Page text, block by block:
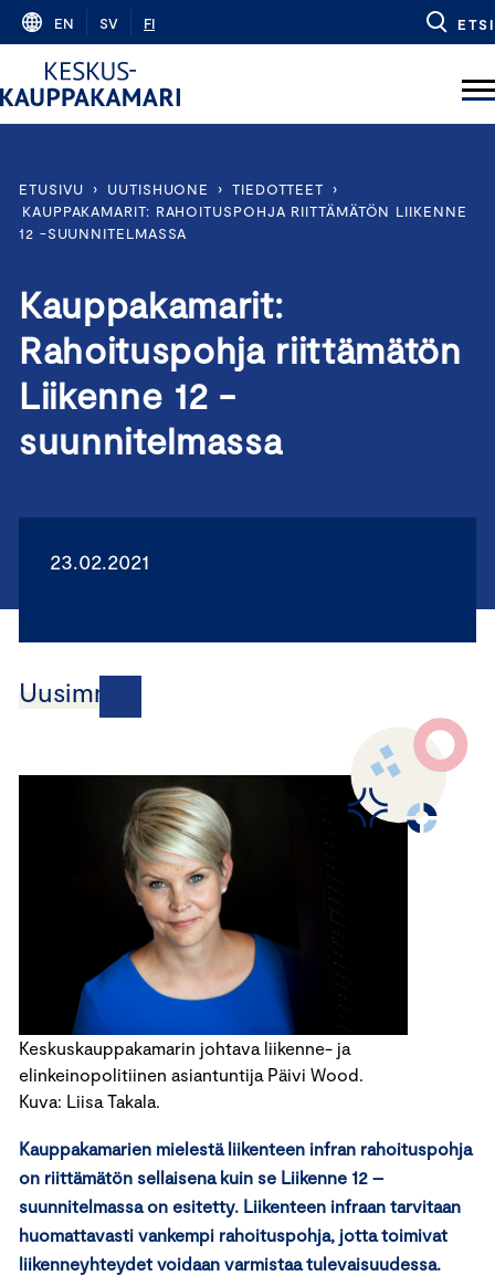
Skip
content
EN SV FI ETSI
ETUSIVU › UUTISHUONE › TIEDOTTEET
›
KAUPPAKAMARIT: RAHOITUSPOHJA RIITTÄMÄTÖN LIIKENNE
12 -SUUNNITELMASSA
Kauppakamarit:
Rahoituspohja riittämätön
Liikenne 12 -
suunnitelmassa
23.02.2021
Uusimmat
Keskuskauppakamarin johtava liikenne- ja
elinkeinopolitiinen asiantuntija Päivi Wood.
Kuva: Liisa Takala.
Kauppakamarien mielestä liikenteen infran rahoituspohja
on riittämätön sellaisena kuin se Liikenne 12 –
suunnitelmassa on esitetty. Liikenteen infraan tarvitaan
huomattavasti vankempi rahoituspohja, jotta toimivat
liikenneyhteydet voidaan varmistaa tulevaisuudessa.